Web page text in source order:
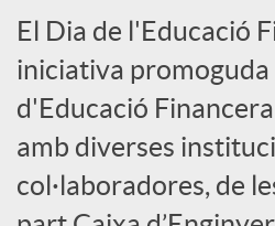
c
a
d
El Dia de l'Educació
iniciativa promoguda
d'Educació
amb diverses
col·laboradores, de